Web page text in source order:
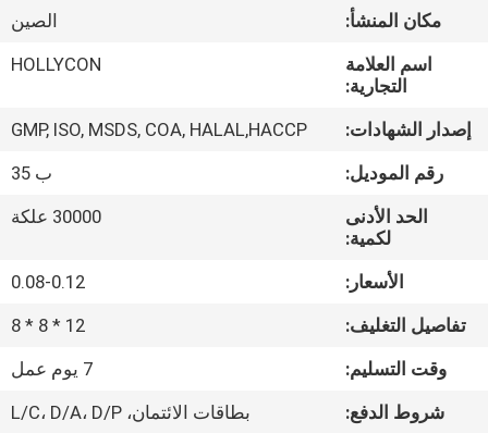
أشرطة
فيديو
حول
جولة
المعمل
ضبط
الجودة
مكان المنشأ:
الصين
اسم العلامة
التجارية:
HOLLYCON
إصدار الشهادات:
GMP, ISO, MSDS, COA, HALAL,HACCP
رقم الموديل:
ب 35
الحد الأدنى
لكمية:
30000 علكة
الأسعار:
0.08-0.12
تفاصيل التغليف:
12 * 8 * 8
وقت التسليم:
7 يوم عمل
شروط الدفع:
بطاقات الائتمان، L/C، D/A، D/P